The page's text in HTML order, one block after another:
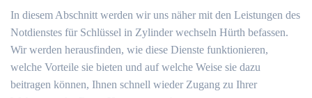
In diesem Abschnitt werden wir uns näher mit den Leistungen des
Notdienstes für Schlüssel in Zylinder wechseln Hürth befassen.​
Wir werden herausfinden, wie diese Dienste funktionieren,
welche Vorteile sie bieten und auf welche Weise sie dazu
beitragen können, Ihnen schnell wieder Zugang zu Ihrer